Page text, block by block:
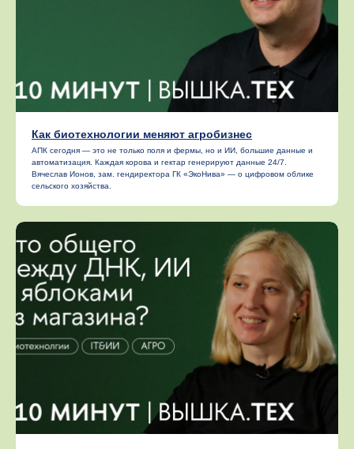
Как биотехнологии меняют агробизнес
АПК сегодня — это не только поля и фермы, но и ИИ, большие данные и
автоматизация. Каждая корова и гектар генерируют данные 24/7.
Вячеслав Ионов, зам. гендиректора ГК «ЭкоНива» — о цифровом облике
сельского хозяйства.